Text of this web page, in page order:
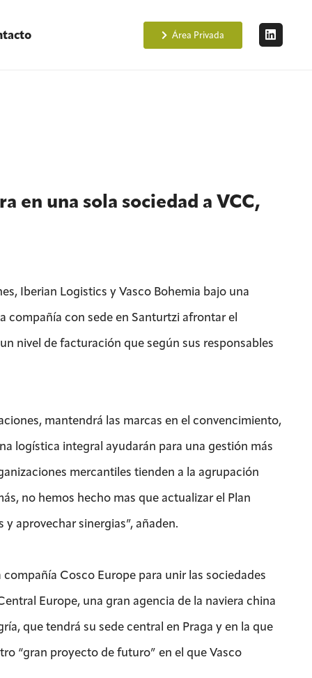
Área Privada
en una sola sociedad a VCC,
Iberian Logistics y Vasco Bohemia bajo una
compañía con sede en Santurtzi afrontar el
nivel de facturación que según sus responsables
mantendrá las marcas en el convencimiento,
logística integral ayudarán para una gestión más
mercantiles tienden a la agrupación
no hemos hecho mas que actualizar el Plan
aprovechar sinergias”, añaden.
Cosco Europe para unir las sociedades
Europe, una gran agencia de la naviera china
que tendrá su sede central en Praga y en la que
“gran proyecto de futuro” en el que Vasco